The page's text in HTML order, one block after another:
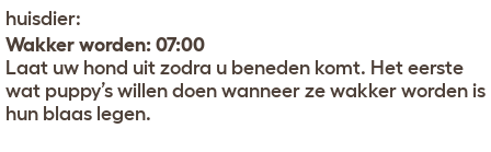
huisdier:
Wakker worden: 07:00
Laat uw hond uit zodra u beneden komt. Het eerste
wat puppy’s willen doen wanneer ze wakker worden is
hun blaas legen.